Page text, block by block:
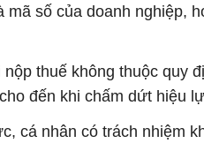
mã số của doanh nghiệp,
thuế không thuộc quy
đến khi chấm dứt hiệu
cá nhân có trách nhiệm